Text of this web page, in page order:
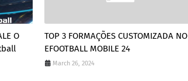
O
TOP 3 FORMAÇÕES CUSTOMIZADA NO
EFOOTBALL MOBILE 24
March 26, 2024